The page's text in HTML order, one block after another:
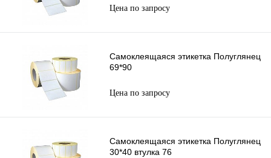
Цена по запросу
Самоклеящаяся этикетка Полуглянец
69*90
Цена по запросу
Самоклеящаяся этикетка Полуглянец
30*40 втулка 76